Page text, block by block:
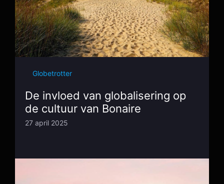
Globetrotter
De invloed van globalisering op
de cultuur van Bonaire
27 april 2025